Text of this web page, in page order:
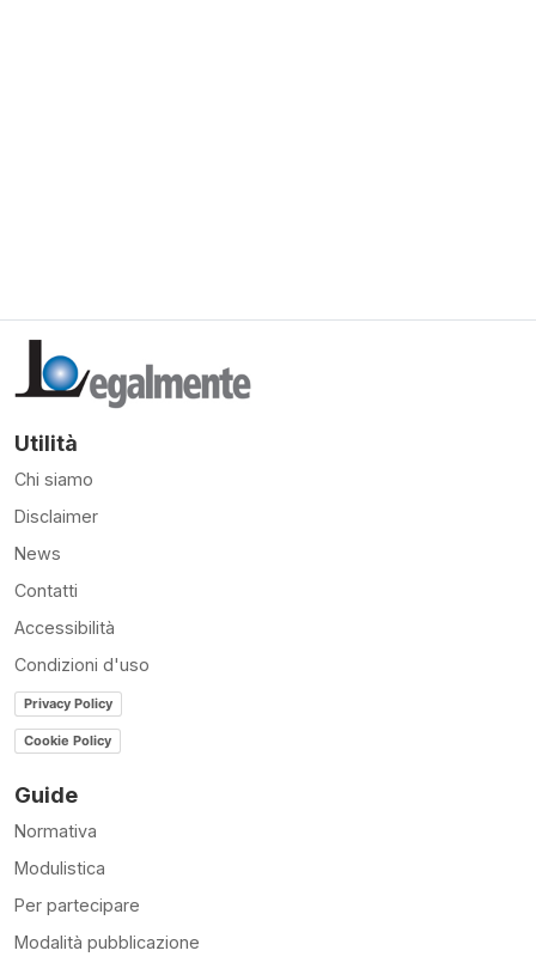
Utilità
Chi siamo
Disclaimer
News
Contatti
Accessibilità
Condizioni d'uso
Privacy Policy
Cookie Policy
Guide
Normativa
Modulistica
Per partecipare
Modalità pubblicazione